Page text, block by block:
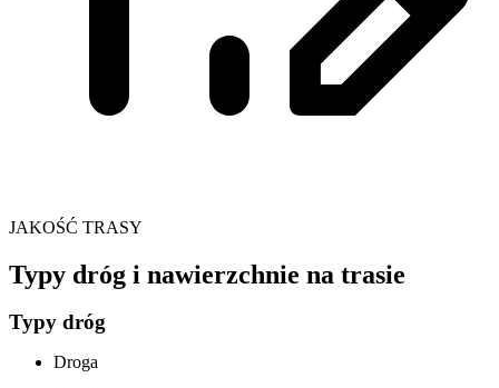
JAKOŚĆ TRASY
Typy dróg i nawierzchnie na trasie
Typy dróg
Droga